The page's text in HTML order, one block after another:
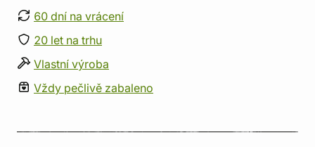
60 dní na vrácení
20 let na trhu
Vlastní výroba
Vždy pečlivě zabaleno